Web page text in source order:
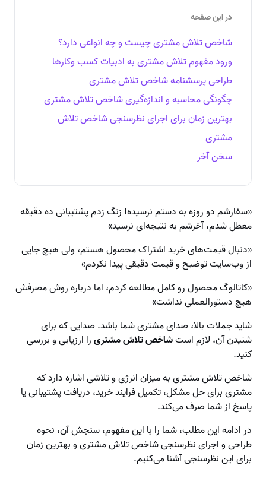
در این صفحه
شاخص تلاش مشتری چیست و چه انواعی دارد؟
ورود مفهوم تلاش مشتری به ادبیات کسب وکارها
طراحی پرسشنامه شاخص تلاش مشتری
چگونگی محاسبه و اندازه‌گیری شاخص تلاش مشتری
بهترین زمان برای اجرای نظرسنجی شاخص تلاش
مشتری
سخن آخر
«سفارشم دو روزه به دستم نرسیده! زنگ زدم پشتیبانی ده دقیقه
معطل شدم، آخرشم به نتیجه‌ای نرسید»
«دنبال قیمت‌های خرید اشتراک محصول هستم، ولی هیچ جایی
از وب‌سایت توضیح و قیمت دقیقی پیدا نکردم»
«کاتالوگ محصول رو کامل مطالعه کردم، اما درباره روش مصرفش
هیچ دستورالعملی نداشت»
شاید جملات بالا، صدای مشتری شما باشد. صدایی که برای
شنیدن آن، لازم استشاخص تلاش مشتریرا ارزیابی و بررسی
کنید.
شاخص تلاش مشتری به میزان انرژی و تلاشی اشاره دارد که
مشتری برای حل مشکل، تکمیل فرایند خرید، دریافت پشتیبانی یا
پاسخ از شما صرف می‌کند.
در ادامه این مطلب، شما را با این مفهوم، سنجش آن، نحوه
طراحی و اجرای نظرسنجی شاخص تلاش مشتری و بهترین زمان
برای این نظرسنجی آشنا می‌کنیم.